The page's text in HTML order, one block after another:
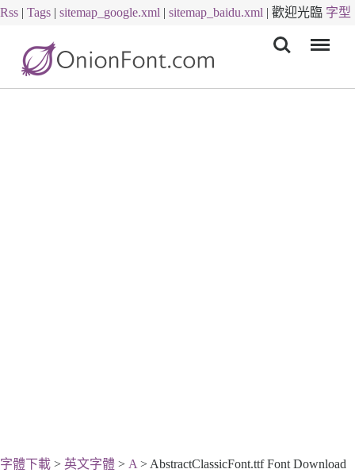
Rss | Tags | sitemap_google.xml | sitemap_baidu.xml | 歡迎光臨 字型
字體下載 > 英文字體 > A > AbstractClassicFont.ttf Font Download